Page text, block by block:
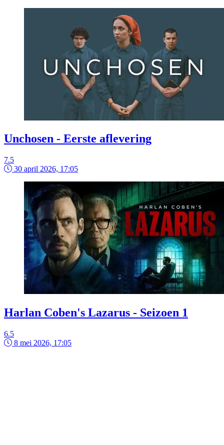
Unchosen - Eerste aflevering
7.5
30 april 2026, 17:05
Harlan Coben's Lazarus - Seizoen 1
6.5
8 mei 2026, 17:05